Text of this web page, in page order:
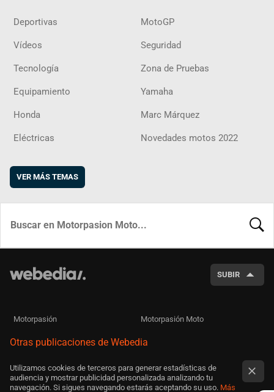
Deportivas MotoGP
Vídeos Seguridad
Tecnología Zona de Pruebas
Equipamiento Yamaha
Honda Marc Márquez
Eléctricas Novedades motos 2022
VER MÁS TEMAS
SUBIR
Motorpasión Motorpasión Moto
Otras publicaciones de Webedia
Utilizamos cookies de terceros para generar estadísticas de
audiencia y mostrar publicidad personalizada analizando tu
navegación. Si sigues navegando estarás aceptando su uso. Más